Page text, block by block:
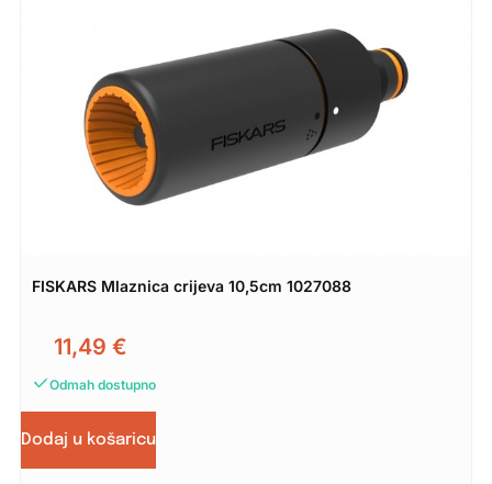
FISKARS Mlaznica crijeva 10,5cm 1027088
11,49 €
Odmah dostupno
Dodaj u košaricu